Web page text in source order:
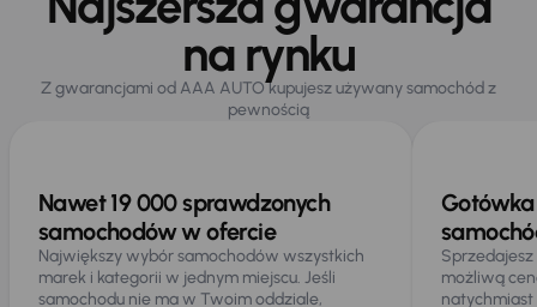
na rynku
Z gwarancjami od AAA AUTO kupujesz używany samochód z
pewnością
Nawet 19 000 sprawdzonych
samochodów w ofercie
Największy wybór samochodów wszystkich
marek i kategorii w jednym miejscu. Jeśli
samochodu nie ma w Twoim oddziale,
możliwą